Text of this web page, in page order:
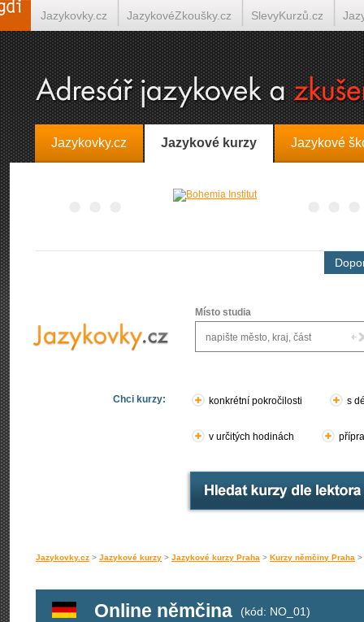
Jazykovky.cz Jazykové kurzy Jazykové
Místo studia
Chci kurzy: konkrétní pokročilosti s
v určitých hodinách
Jazykovky.cz > Jazykové kurzy > Jazykové kurzy Praha > Kurzy němčiny Praha >
Online němčina (kód: NO_01)
Jazykovky.cz JazykovéZkoušky.cz SlevyKurzů.cz
Španělština on-line Italština on-line Tlumočení-